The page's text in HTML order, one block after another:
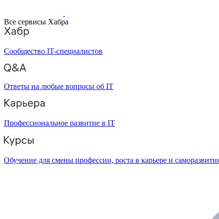
Все сервисы Хабра
Сообщество IT-специалистов
Ответы на любые вопросы об IT
Профессиональное развитие в IT
Обучение для смены профессии, роста в карьере и